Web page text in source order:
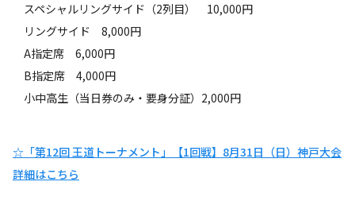
スペシャルリングサイド（2列目） 10,000円
リングサイド 8,000円
A指定席 6,000円
B指定席 4,000円
小中高生（当日券のみ・要身分証）2,000円
☆「第12回 王道トーナメント」【1回戦】8月31日（日）神戸大会
詳細はこちら